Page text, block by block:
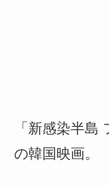
「新感染半島
の韓国映画。